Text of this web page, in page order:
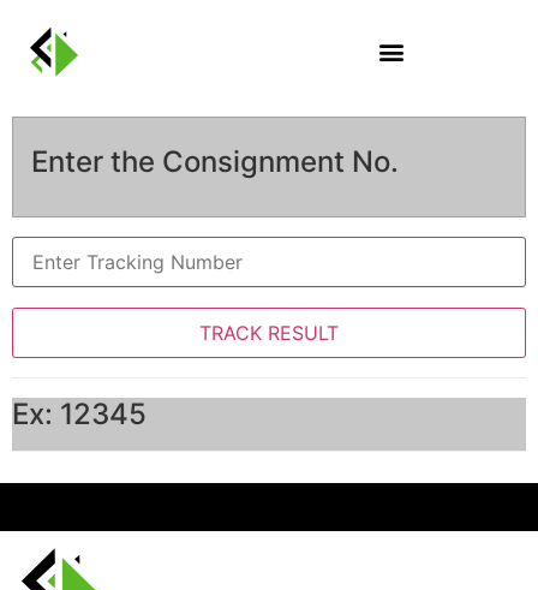
Enter the Consignment No.
Ex: 12345